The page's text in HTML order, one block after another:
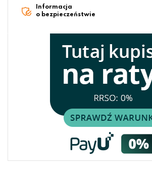
Informacja
o bezpieczeństwie